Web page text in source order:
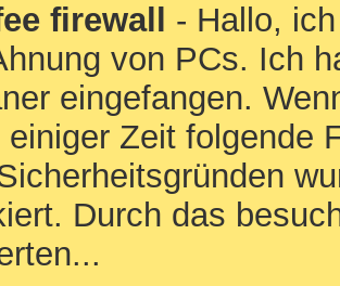
firewall
- Hallo,
von PCs. Ich
eingefangen.
einiger Zeit folgende
Durch das